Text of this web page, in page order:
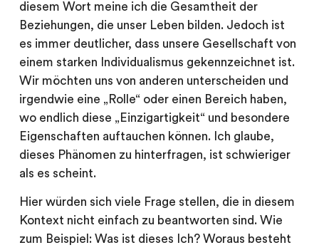
diesem Wort meine ich die Gesamtheit der
Beziehungen, die unser Leben bilden. Jedoch ist
es immer deutlicher, dass unsere Gesellschaft von
einem starken Individualismus gekennzeichnet ist.
Wir möchten uns von anderen unterscheiden und
irgendwie eine „Rolle“ oder einen Bereich haben,
wo endlich diese „Einzigartigkeit“ und besondere
Eigenschaften auftauchen können. Ich glaube,
dieses Phänomen zu hinterfragen, ist schwieriger
als es scheint.
Hier würden sich viele Frage stellen, die in diesem
Kontext nicht einfach zu beantworten sind. Wie
zum Beispiel: Was ist dieses Ich? Woraus besteht